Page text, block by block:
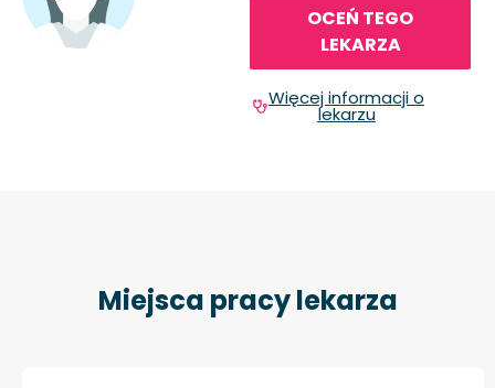
OCEŃ TEGO
LEKARZA
Więcej informacji o
lekarzu
Miejsca pracy lekarza